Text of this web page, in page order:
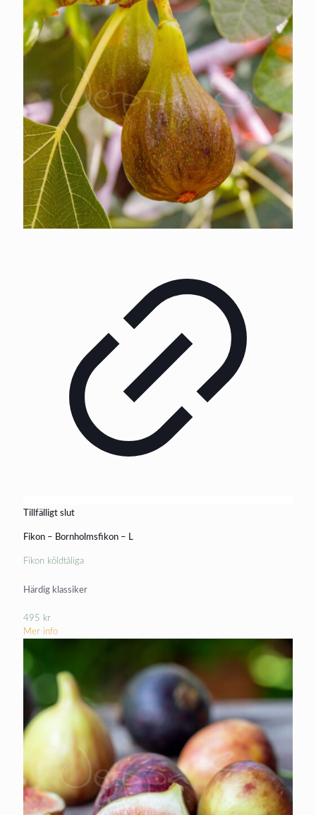
Tillfälligt slut
Fikon – Bornholmsfikon – L
Fikon köldtåliga
Härdig klassiker
495 kr
Mer info